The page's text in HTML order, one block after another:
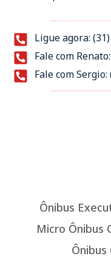
Ligue agora:
Fale com
Fale com
Ônibus
Micro Ônibus
Ônibus